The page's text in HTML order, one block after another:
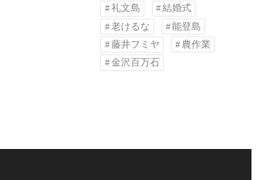
礼文島
結婚式
老けるな
能登島
藤井フミヤ
農作業
金沢百万石